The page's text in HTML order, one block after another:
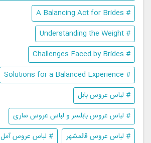
# A Balancing Act for Brides
# Understanding the Weight
# Challenges Faced by Brides
# Solutions for a Balanced Experience
# لباس عروس بابل
# لباس عروس بابلسر و لباس عروس ساری
# لباس عروس قائمشهر
# لباس عروس آمل